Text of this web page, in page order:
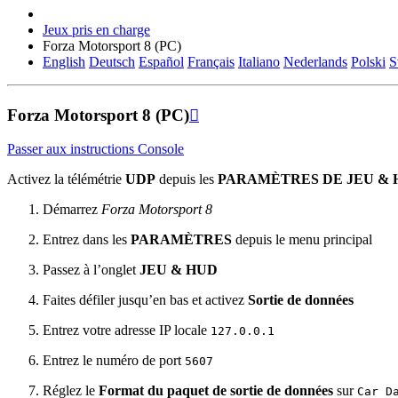
Jeux pris en charge
Forza Motorsport 8 (PC)
English Deutsch Español Français Italiano Nederlands Polski
Forza Motorsport 8 (PC)
Passer aux instructions Console
Activez la télémétrie UDP depuis les PARAMÈTRES DE JEU &
Démarrez Forza Motorsport 8
Entrez dans les PARAMÈTRES depuis le menu principal
Passez à l’ongletJEU & HUD
Faites défiler jusqu’en bas et activez Sortie de données
Entrez votre adresse IP locale 127.0.0.1
Entrez le numéro de port 5607
Réglez le Format du paquet de sortie de données sur Car